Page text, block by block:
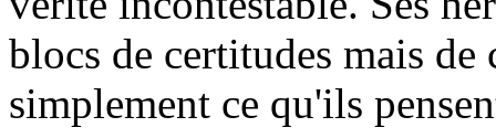
blocs de certitudes mais de
simplement ce qu'ils